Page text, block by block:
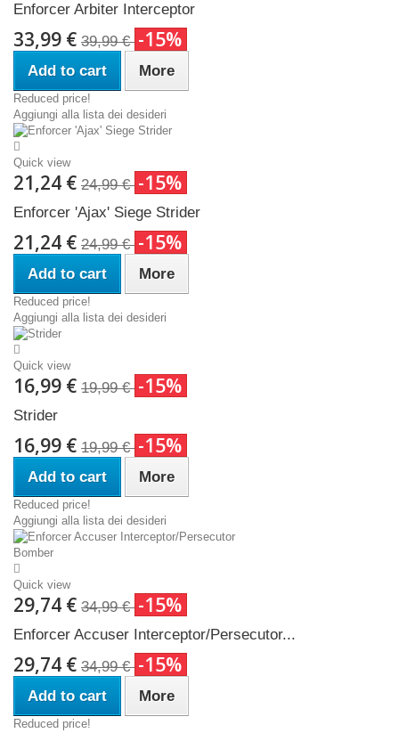
Enforcer Arbiter Interceptor
33,99 € 39,99 € -15%
Add to cart More
Reduced price!
Aggiungi alla lista dei desideri
Quick view
21,24 € 24,99 € -15%
Enforcer 'Ajax' Siege Strider
21,24 € 24,99 € -15%
Add to cart More
Reduced price!
Aggiungi alla lista dei desideri
Quick view
16,99 € 19,99 € -15%
Strider
16,99 € 19,99 € -15%
Add to cart More
Reduced price!
Aggiungi alla lista dei desideri
Quick view
29,74 € 34,99 € -15%
Enforcer Accuser Interceptor/Persecutor...
29,74 € 34,99 € -15%
Add to cart More
Reduced price!